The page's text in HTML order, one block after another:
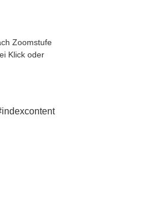
Zoomstufe
Klick oder